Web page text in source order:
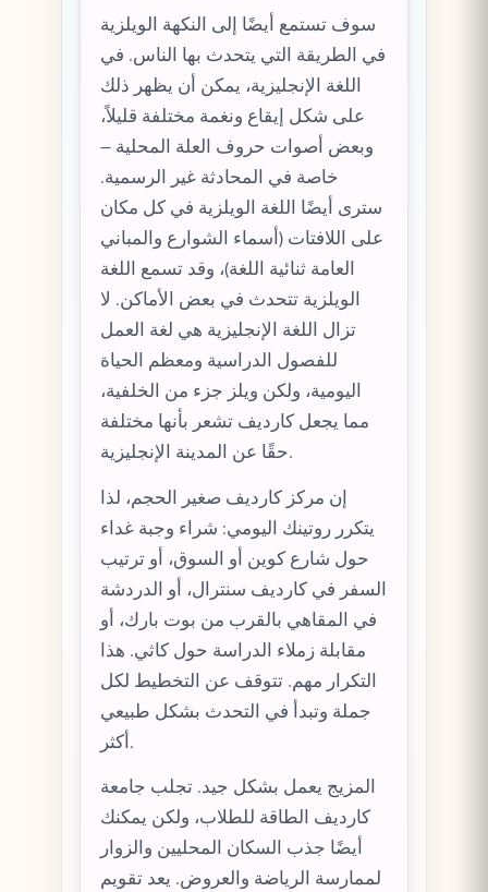
سوف تستمع أيضًا إلى النكهة الويلزية
في الطريقة التي يتحدث بها الناس. في
اللغة الإنجليزية، يمكن أن يظهر ذلك
على شكل إيقاع ونغمة مختلفة قليلاً،
وبعض أصوات حروف العلة المحلية –
خاصة في المحادثة غير الرسمية.
سترى أيضًا اللغة الويلزية في كل مكان
على اللافتات (أسماء الشوارع والمباني
العامة ثنائية اللغة)، وقد تسمع اللغة
الويلزية تتحدث في بعض الأماكن. لا
تزال اللغة الإنجليزية هي لغة العمل
للفصول الدراسية ومعظم الحياة
اليومية، ولكن ويلز جزء من الخلفية،
مما يجعل كارديف تشعر بأنها مختلفة
حقًا عن المدينة الإنجليزية.
إن مركز كارديف صغير الحجم، لذا
يتكرر روتينك اليومي: شراء وجبة غداء
حول شارع كوين أو السوق، أو ترتيب
السفر في كارديف سنترال، أو الدردشة
في المقاهي بالقرب من بوت بارك، أو
مقابلة زملاء الدراسة حول كاثي. هذا
التكرار مهم. تتوقف عن التخطيط لكل
جملة وتبدأ في التحدث بشكل طبيعي
أكثر.
المزيج يعمل بشكل جيد. تجلب جامعة
كارديف الطاقة للطلاب، ولكن يمكنك
أيضًا جذب السكان المحليين والزوار
لممارسة الرياضة والعروض. يعد تقويم